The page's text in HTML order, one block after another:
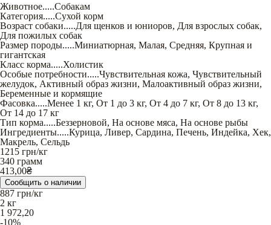
Животное.....Собакам
Категория.....Сухой корм
Возраст собаки.....Для щенков и юниоров, Для взрослых собак,
Для пожилых собак
Размер породы.....Миниатюрная, Малая, Средняя, Крупная и
гигантская
Класс корма.....Холистик
Особые потребности.....Чувствительная кожа, Чувствительный
желудок, Активный образ жизни, Малоактивный образ жизни,
Беременные и кормящие
Фасовка.....Менее 1 кг, От 1 до 3 кг, От 4 до 7 кг, От 8 до 13 кг,
От 14 до 17 кг
Тип корма.....Беззерновой, На основе мяса, На основе рыбы
Ингредиенты.....Курица, Ливер, Сардина, Печень, Индейка, Хек,
Макрель, Сельдь
1215 грн/кг
340 грамм
413,00₴
Сообщить о наличии
887 грн/кг
2 кг
1 972,20
-10%